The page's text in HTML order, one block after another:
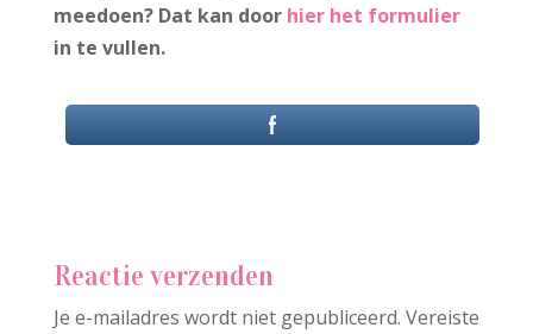
meedoen? Dat kan door hier het formulier
in te vullen.
Reactie verzenden
Je e-mailadres wordt niet gepubliceerd. Vereiste